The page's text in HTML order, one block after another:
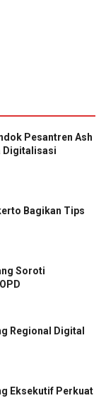
Pesantren Ash
Digitalisasi
Bagikan Tips
Soroti
Regional Digital
Eksekutif Perkuat